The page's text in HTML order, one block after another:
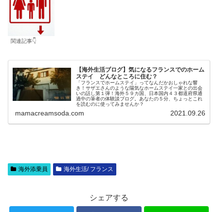
関連記事👇
【海外生活ブログ】気になるフランスでのホーム
ステイ どんなところに住む？
「フランスでホームステイ」ってなんだかおしゃれな響
き！サザエさんのような陽気なホームステイ一家との出会
いの話し第１弾！海外５９カ国、日本国内４３都道府県通
過中の筆者の体験談ブログ。あなたの５分、ちょっとこれ
を読むのに使ってみませんか？
mamacreamsoda.com 2021.09.26
海外添乗員 海外生活/ フランス
シェアする